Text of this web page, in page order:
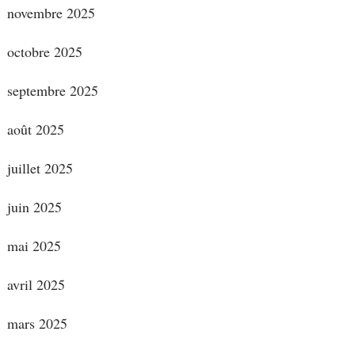
novembre 2025
octobre 2025
septembre 2025
août 2025
juillet 2025
juin 2025
mai 2025
avril 2025
mars 2025